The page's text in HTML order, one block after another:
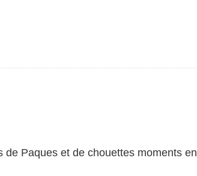
de Paques et de chouettes moments en